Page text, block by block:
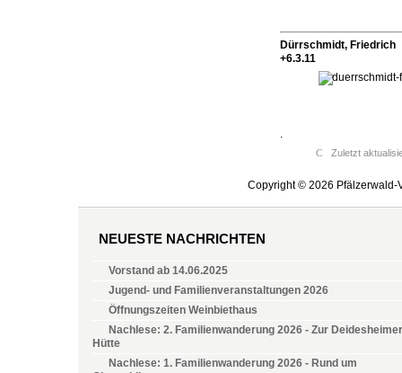
Dürrschmidt, Friedrich
+6.3.11
.
Zuletzt
Copyright © 2026 Pfälzerwald-
NEUESTE NACHRICHTEN
Vorstand ab 14.06.2025
Jugend- und Familienveranstaltungen 2026
Öffnungszeiten Weinbiethaus
Nachlese: 2. Familienwanderung 2026 - Zur Deidesheimer
Hütte
Nachlese: 1. Familienwanderung 2026 - Rund um